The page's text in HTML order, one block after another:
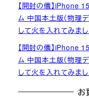
【開封の儀】iPhone
ム 中国本土版（物理
して火を入れてみま
【開封の儀】iPhone
ム 中国本土版（物理
して火を入れてみま
お